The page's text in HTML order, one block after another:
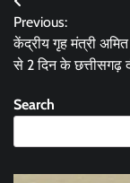
navigation
Previous:
केंद्रीय गृह मंत्री
से 2 दिन के छत्तीसगढ़
Search